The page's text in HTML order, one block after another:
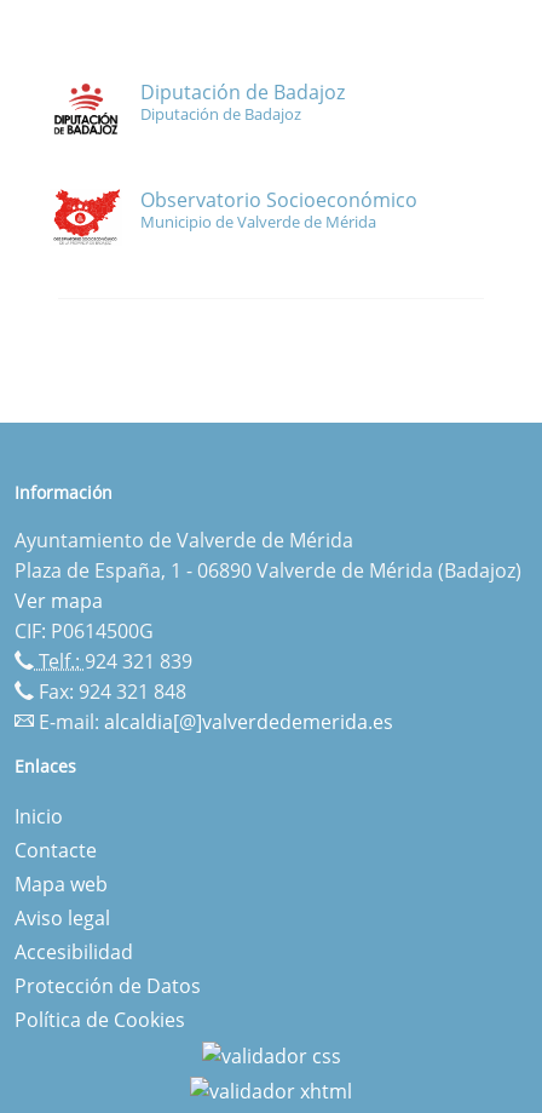
Diputación de Badajoz
Diputación de Badajoz
Observatorio Socioeconómico
Municipio de Valverde de Mérida
Información
Ayuntamiento de Valverde de Mérida
Plaza de España, 1 - 06890 Valverde de Mérida (Badajoz)
Ver mapa
CIF: P0614500G
Telf.: 924 321 839
Fax: 924 321 848
E-mail: alcaldia[@]valverdedemerida.es
Enlaces
Inicio
Contacte
Mapa web
Aviso legal
Accesibilidad
Protección de Datos
Política de Cookies